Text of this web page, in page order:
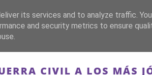
FRANQUISMO GUERRA DE
CIVIL A LOS MÁS
its services and to analyze traffic.
and security metrics to ensure